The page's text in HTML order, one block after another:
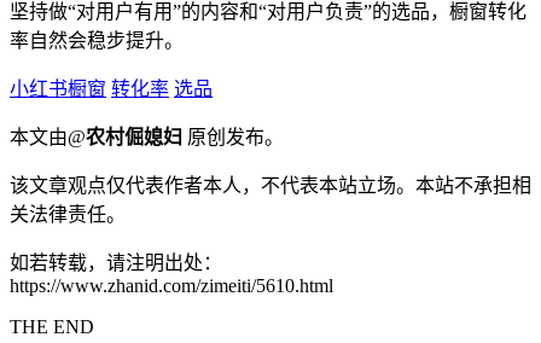
坚持做“对用户有用”的内容和“对用户负责”的选品，橱窗转化
率自然会稳步提升。
小红书橱窗 转化率 选品
本文由@农村倔媳妇 原创发布。
该文章观点仅代表作者本人，不代表本站立场。本站不承担相
关法律责任。
如若转载，请注明出处：
https://www.zhanid.com/zimeiti/5610.html
THE END